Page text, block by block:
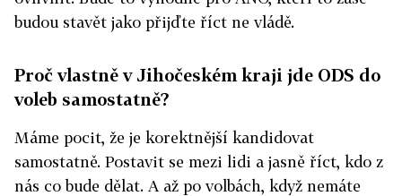
budou stavět jako přijďte říct ne vládě.
Proč vlastně v Jihočeském kraji jde ODS do
voleb samostatně?
Máme pocit, že je korektnější kandidovat
samostatně. Postavit se mezi lidi a jasně říct, kdo z
nás co bude dělat. A až po volbách, když nemáte